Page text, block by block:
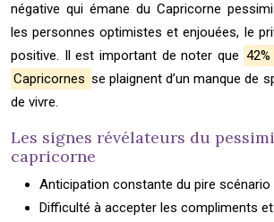
négative qui émane du Capricorne
les personnes optimistes et enjouées, le
positive. Il est important de noter que 42%
Capricornes se plaignent d’un manque de
de vivre.
Les signes révélateurs du
capricorne
Anticipation constante du pire scénario
Difficulté à accepter les compliments